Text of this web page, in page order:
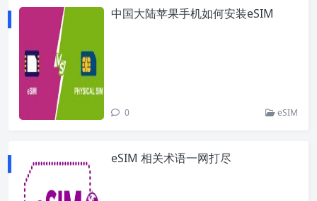
中国大陆苹果手机如何安装eSIM
0 eSIM
eSIM 相关术语一网打尽